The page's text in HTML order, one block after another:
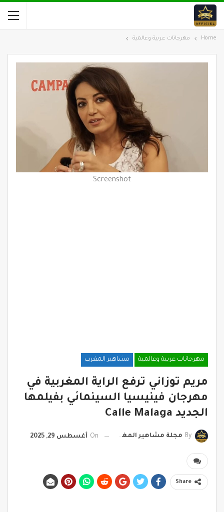
Home مهرجانات عربية وعالمية
Screenshot
مهرجانات عربية وعالمية مشاهير المغرب
مريم توزاني ترفع الراية المغربية في
مهرجان فينيسيا السينمائي بفيلمها
الجديد Calle Malaga
By مجلة مشاهير المغرب On أغسطس 29, 2025
Share